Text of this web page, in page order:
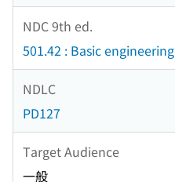
NDC 9th ed.
501.42 : Basic engineering
NDLC
PD127
Target Audience
一般